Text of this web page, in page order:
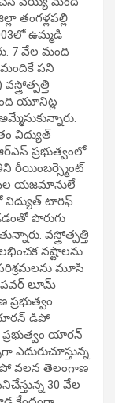
తంగళ్లపల్లి
ఉమ్మడి
7 వేల మంది
పని
యూనిట్ల
విద్యుత్
ప్రభుత్వంలో
రీయింబర్స్మెంట్
యజమానులే
విద్యుత్ టారిఫ్
పొరుగు
వస్త్రోత్పత్తి
నష్టాలను
మూసి
పవర్ లూమ్
యారన్ డిపో
ప్రభుత్వం యారన్
వలన తెలంగాణ
30 వేల